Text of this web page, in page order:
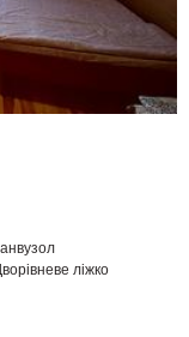
ліжко